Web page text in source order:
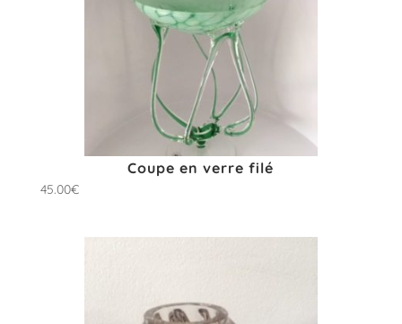
Coupe en verre filé
45.00€